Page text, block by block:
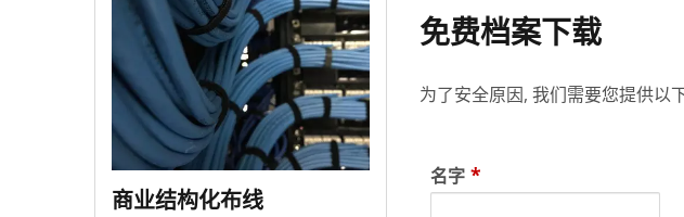
商业结构化布线
免费档案下载
为了安全原因, 我们需要您提供以
名字 *